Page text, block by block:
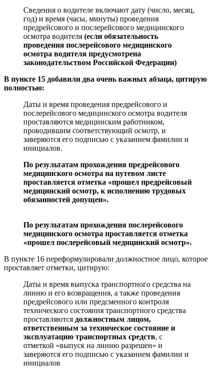
Сведения о водителе включают дату (число, месяц,
год) и время (часы, минуты) проведения
предрейсового и послерейсового медицинского
осмотра водителя (если обязательность
проведения послерейсового медицинского
осмотра водителя предусмотрена
законодательством Российской Федерации)
В пункте 15 добавили два очень важных абзаца, цитирую
полностью:
Даты и время проведения предрейсового и
послерейсового медицинского осмотра водителя
проставляются медицинским работником,
проводившим соответствующий осмотр, и
заверяются его подписью с указанием фамилии и
инициалов.
По результатам прохождения предрейсового
медицинского осмотра на путевом листе
проставляется отметка «прошел предрейсовый
медицинский осмотр, к исполнению трудовых
обязанностей допущен».
По результатам прохождения послерейсового
медицинского осмотра проставляется отметка
«прошел послерейсовый медицинский осмотр».
В пункте 16 переформулировали должностное лицо, которое
проставляет отметки, цитирую:
Даты и время выпуска транспортного средства на
линию и его возвращения, а также проведения
предрейсового или предсменного контроля
технического состояния транспортного средства
проставляются должностным лицом,
ответственным за техническое состояние и
эксплуатацию транспортных средств, с
отметкой «выпуск на линию разрешен» и
заверяются его подписью с указанием фамилии и
инициалов